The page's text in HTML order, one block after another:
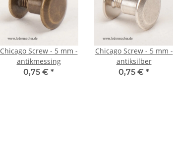
Chicago Screw - 5 mm -
antikmessing
0,75 € *
Chicago Screw - 5 mm -
antiksilber
0,75 € *